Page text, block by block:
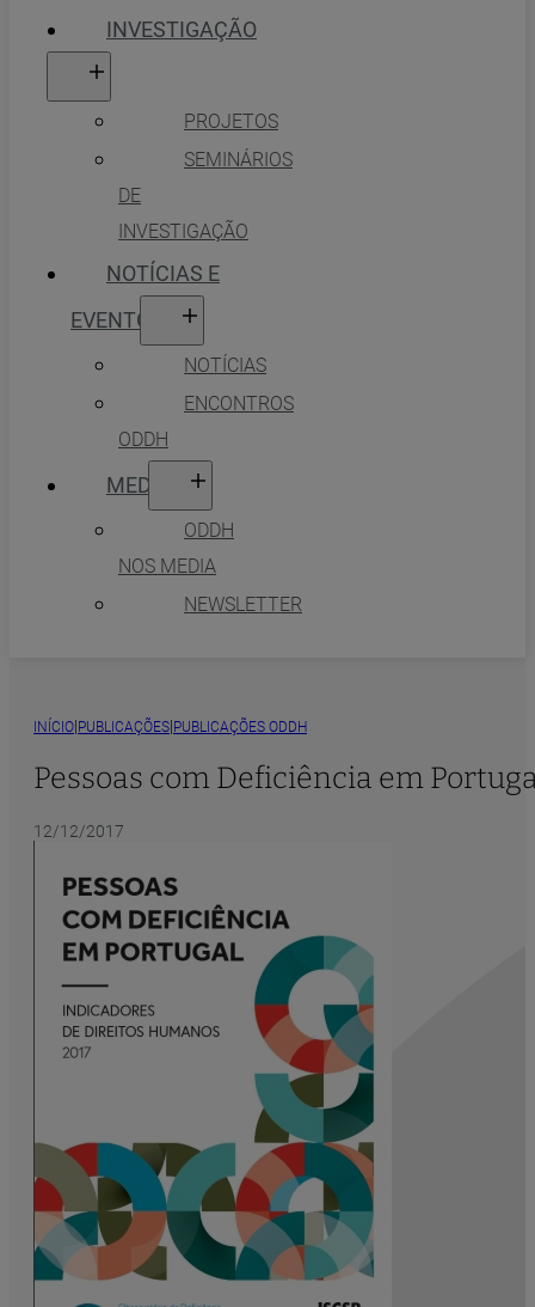
INVESTIGAÇÃO
PROJETOS
SEMINÁRIOS
DE
INVESTIGAÇÃO
NOTÍCIAS E
EVENTOS
NOTÍCIAS
ENCONTROS
ODDH
MEDIA
ODDH
NOS MEDIA
NEWSLETTER
INÍCIO|PUBLICAÇÕES|PUBLICAÇÕES ODDH
Pessoas com Deficiência em
12/12/2017